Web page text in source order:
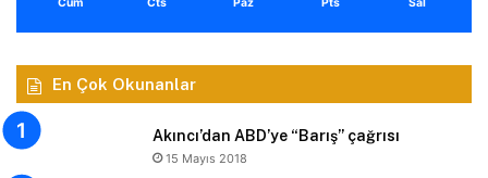
En Çok Okunanlar
Akıncı’dan ABD’ye “Barış” çağrısı
15 Mayıs 2018